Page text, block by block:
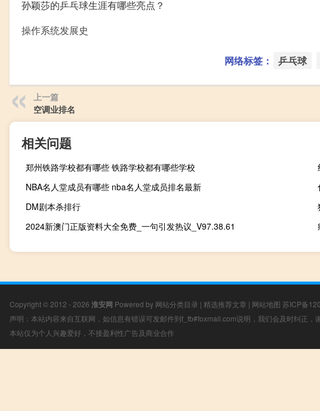
孙颖莎的乒乓球生涯有哪些亮点？
操作系统发展史
网络标签： 乒乓球
上一篇
空调业排名
相关问题
郑州铁路学校都有哪些 铁路学校都有哪些学校
NBA名人堂成员有哪些 nba名人堂成员排名最新
DM剧本杀排行
2024新澳门正版资料大全免费_一句引发热议_V97.38.61
Copyright © 2012 - 2026 淮安网 Powered by 网站分类目录 | 精选推荐文章 | 网站地图 苏ICP备
声明：本站内容来自互联网，如信息有错误可发邮件到f_fb#foxmail.com说明，我们会及时纠正，
本站仅为个人兴趣爱好，不接盈利性广告及商业合作